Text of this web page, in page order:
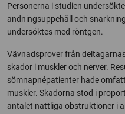
Personerna i studien
andningsuppehåll och
undersöktes med röntgen.
Vävnadsprover från
skador i muskler och nerver.
sömnapnépatienter hade
muskler. Skadorna stod i
antalet nattliga obstruktioner i